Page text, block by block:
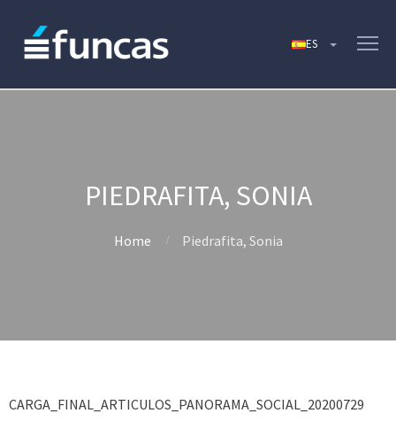
PIEDRAFITA, SONIA
Home Piedrafita, Sonia
CARGA_FINAL_ARTICULOS_PANORAMA_SOCIAL_20200729